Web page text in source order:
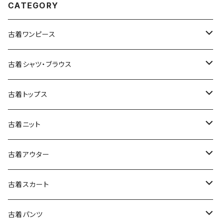
CATEGORY
古着ワンピース
古着長袖ワンピース
古着半袖ワンピース
古着ノースリーブワンピース
古着キャミソールワンピース
古着ベアトップワンピース
古着オールインワン
古着シャツ・ブラウス
古着長袖シャツ・ブラウス
古着半袖シャツ・ブラウス
古着ノースリーブシャツ・ブラウス
古着トップス
古着スウェット&パーカー
古着スウェット
古着パーカー
古着プルオーバー
古着長袖プルオーバー
古着半袖プルオーバー
古着Ｔシャツ
古着長袖Ｔシャツ
古着ベスト
古着ニット
古着セーター
古着カーディガン
古着半袖ニット
古着アウター
古着ライトジャケット
古着ライトコート
古着スカート
古着ロング丈スカート (丈76cm-)
古着パンツ